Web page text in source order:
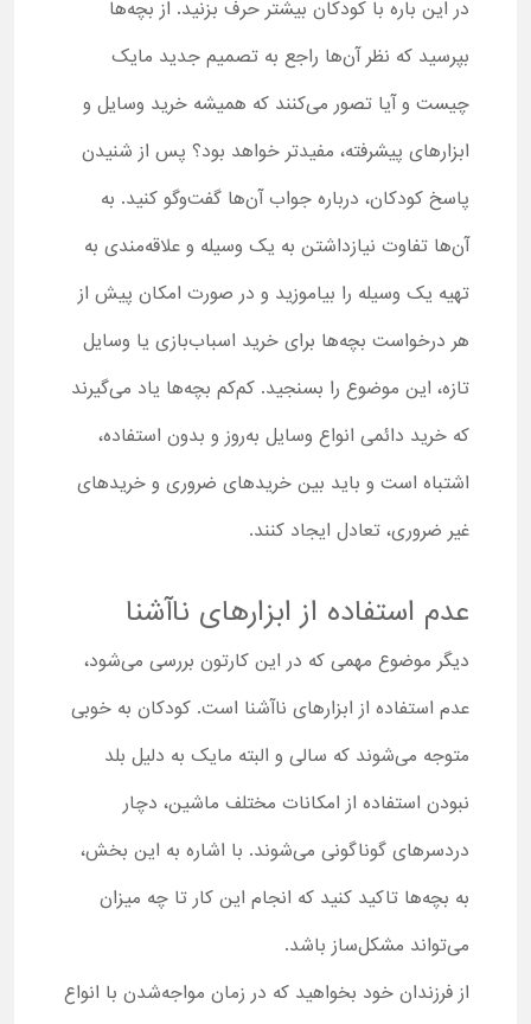
در این باره با کودکان بیشتر حرف بزنید. از بچه‌ها
بپرسید که نظر آن‌ها راجع به تصمیم جدید مایک
چیست و آیا تصور می‌کنند که همیشه خرید وسایل و
ابزارهای پیشرفته، مفیدتر خواهد بود؟ پس از شنیدن
پاسخ کودکان، درباره جواب آن‌ها گفت‌وگو کنید. به
آن‌ها تفاوت نیازداشتن به یک وسیله و علاقه‌مندی به
تهیه یک وسیله را بیاموزید و در صورت امکان پیش از
هر درخواست بچه‌ها برای خرید اسباب‌بازی یا وسایل
تازه، این موضوع را بسنجید. کم‌کم بچه‌ها یاد می‌گیرند
که خرید دائمی انواع وسایل به‌روز و بدون استفاده،
اشتباه است و باید بین خریدهای ضروری و خریدهای
غیر ضروری، تعادل ایجاد کنند.
عدم استفاده از ابزارهای ناآشنا
دیگر موضوع مهمی که در این کارتون بررسی می‌شود،
عدم استفاده از ابزارهای ناآشنا است. کودکان به خوبی
متوجه می‌شوند که سالی و البته مایک به دلیل بلد
نبودن استفاده از امکانات مختلف ماشین، دچار
دردسرهای گوناگونی می‌شوند. با اشاره به این بخش،
به بچه‌ها تاکید کنید که انجام این کار تا چه میزان
می‌تواند مشکل‌ساز باشد.
از فرزندان خود بخواهید که در زمان مواجه‌شدن با انواع